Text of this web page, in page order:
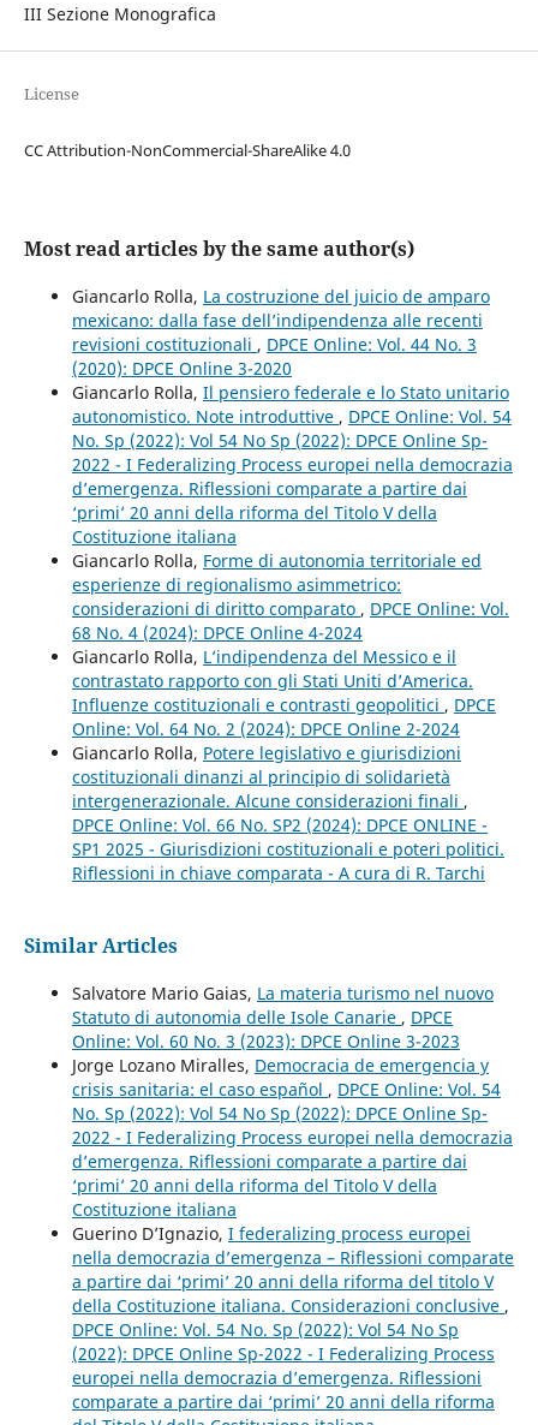
III Sezione Monografica
License
CC Attribution-NonCommercial-ShareAlike 4.0
Most read articles by the same author(s)
Giancarlo Rolla, La costruzione del juicio de amparo
mexicano: dalla fase dell’indipendenza alle recenti
revisioni costituzionali , DPCE Online: Vol. 44 No. 3
(2020): DPCE Online 3-2020
Giancarlo Rolla, Il pensiero federale e lo Stato unitario
autonomistico. Note introduttive , DPCE Online: Vol. 54
No. Sp (2022): Vol 54 No Sp (2022): DPCE Online Sp-
2022 - I Federalizing Process europei nella democrazia
d’emergenza. Riflessioni comparate a partire dai
‘primi’ 20 anni della riforma del Titolo V della
Costituzione italiana
Giancarlo Rolla, Forme di autonomia territoriale ed
esperienze di regionalismo asimmetrico:
considerazioni di diritto comparato , DPCE Online: Vol.
68 No. 4 (2024): DPCE Online 4-2024
Giancarlo Rolla, L’indipendenza del Messico e il
contrastato rapporto con gli Stati Uniti d’America.
Influenze costituzionali e contrasti geopolitici , DPCE
Online: Vol. 64 No. 2 (2024): DPCE Online 2-2024
Giancarlo Rolla, Potere legislativo e giurisdizioni
costituzionali dinanzi al principio di solidarietà
intergenerazionale. Alcune considerazioni finali ,
DPCE Online: Vol. 66 No. SP2 (2024): DPCE ONLINE -
SP1 2025 - Giurisdizioni costituzionali e poteri politici.
Riflessioni in chiave comparata - A cura di R. Tarchi
Similar Articles
Salvatore Mario Gaias, La materia turismo nel nuovo
Statuto di autonomia delle Isole Canarie , DPCE
Online: Vol. 60 No. 3 (2023): DPCE Online 3-2023
Jorge Lozano Miralles, Democracia de emergencia y
crisis sanitaria: el caso español , DPCE Online: Vol. 54
No. Sp (2022): Vol 54 No Sp (2022): DPCE Online Sp-
2022 - I Federalizing Process europei nella democrazia
d’emergenza. Riflessioni comparate a partire dai
‘primi’ 20 anni della riforma del Titolo V della
Costituzione italiana
Guerino D’Ignazio, I federalizing process europei
nella democrazia d’emergenza – Riflessioni comparate
a partire dai ‘primi’ 20 anni della riforma del titolo V
della Costituzione italiana. Considerazioni conclusive ,
DPCE Online: Vol. 54 No. Sp (2022): Vol 54 No Sp
(2022): DPCE Online Sp-2022 - I Federalizing Process
europei nella democrazia d’emergenza. Riflessioni
comparate a partire dai ‘primi’ 20 anni della riforma